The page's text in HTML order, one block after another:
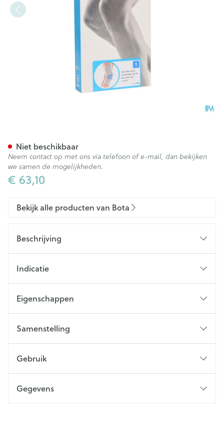
€ 63,10
Niet beschikbaar
Neem contact op met ons via telefoon of e-mail, dan bekijken
we samen de mogelijkheden.
Bekijk alle producten van Bota
Beschrijving
Indicatie
Eigenschappen
Samenstelling
Gebruik
Gegevens